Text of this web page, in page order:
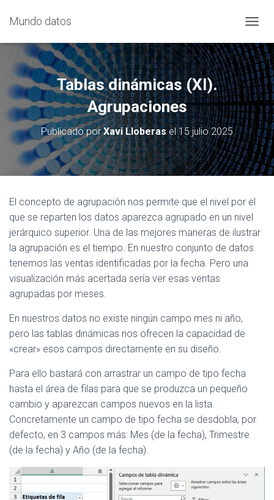
Mundo datos
Tablas dinámicas (XI).
Agrupaciones
Publicado porXavi Lloberasel15 julio 2025
El concepto de agrupación nos permite que el nivel por el
que se reparten los datos aparezca agrupado en un nivel
jerárquico superior. Una de las mejores maneras de ilustrar
la agrupación es el tiempo. En nuestro conjunto de datos
tenemos las ventas identificadas por la fecha. Pero una
visualización más acertada sería ver esas ventas
agrupadas por meses.
En nuestros datos no existe ningún campo mes ni año,
pero las tablas dinámicas nos ofrecen la capacidad de
«crear» esos campos directamente en su diseño.
Para ello bastará con arrastrar un campo de tipo fecha
hasta el área de filas para que se produzca un pequeño
cambio y aparezcan campos nuevos en la lista.
Concretamente un campo de tipo fecha se desdobla, por
defecto, en 3 campos más: Mes (de la fecha), Trimestre
(de la fecha) y Año (de la fecha).